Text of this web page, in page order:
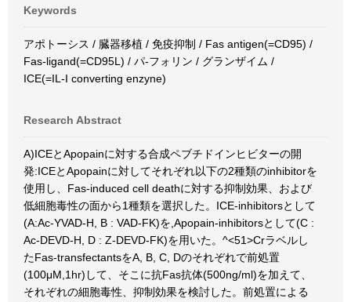
Keywords
アポトーシス / 臓器移植 / 免疫抑制 / Fas antigen(=CD95) /
Fas-ligand(=CD95L) / パ-フォリン / グランザイム /
ICE(=IL-I converting enzyne)
Research Abstract
A)ICEとApopainに対する合成ペブチドインヒビターの開
発:ICEとApopainに対してそれぞれ以下の2種類のinhibitorを
使用し、Fas-induced cell deathに対する抑制効果、および
低細胞毒性の面から1種類を選択した。ICE-inhibitorsとして
(A:Ac-YVAD-H, B : VAD-FK)を,Apopain-inhibitorsとして(C :
Ac-DEVD-H, D : Z-DEVD-FK)を用いた。^<51>Crラベルし
たFas-transfectantsをA, B, C, Dのそれぞれで前処置
(100μM,1hr)して、そこに抗Fas抗体(500ng/ml)を加えて、
それぞれの細胞毒性、抑制効果を検討した。前処置による